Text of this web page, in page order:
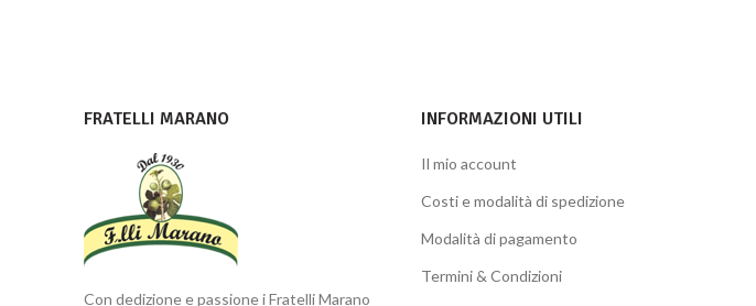
FRATELLI MARANO
Con dedizione e passione i Fratelli Marano
INFORMAZIONI UTILI
Il mio account
Costi e modalità di spedizione
Modalità di pagamento
Termini & Condizioni